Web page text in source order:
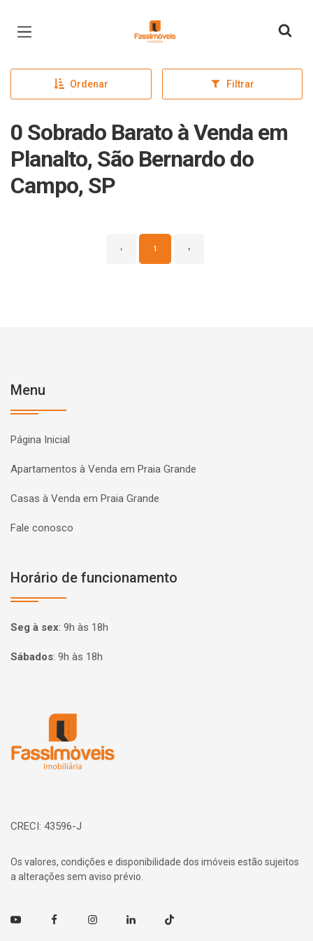
Página inicial
Ordenar Filtrar
0 Sobrado Barato à Venda em
Planalto, São Bernardo do
Campo, SP
‹ 1 ›
Menu
Página Inicial
Apartamentos à Venda em Praia Grande
Casas à Venda em Praia Grande
Fale conosco
Horário de funcionamento
Seg à sex: 9h às 18h
Sábados: 9h às 18h
CRECI: 43596-J
Os valores, condições e disponibilidade dos imóveis estão sujeitos
a alterações sem aviso prévio.
Youtube FacebookInstagramLinkedin TikTok